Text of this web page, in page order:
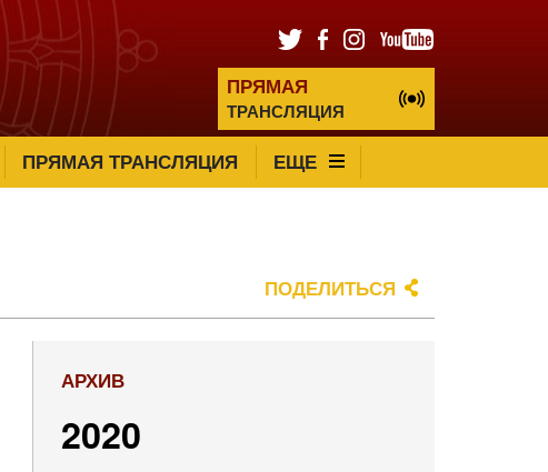
ПРЯМАЯ
ТРАНСЛЯЦИЯ
ПРЯМАЯ ТРАНСЛЯЦИЯ ЕЩЕ
ПОДЕЛИТЬСЯ
АРХИВ
2020